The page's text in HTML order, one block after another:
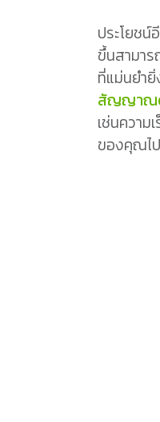
ประโยช
ขึ้นสามา
ที่แม่นยำ
สัญญาณด
เช่นควา
ของคุณไ